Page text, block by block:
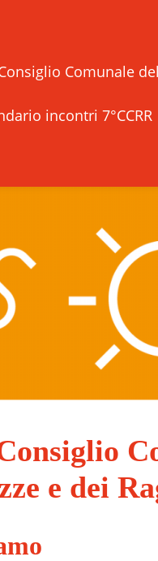
Comunale
incontri 7°CCRR
e dei